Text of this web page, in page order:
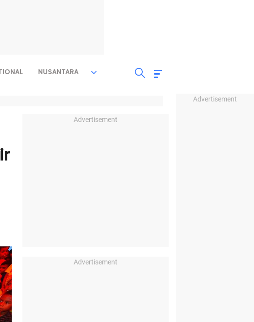
Advertisement
NUSANTARA
Advertisement
Advertisement